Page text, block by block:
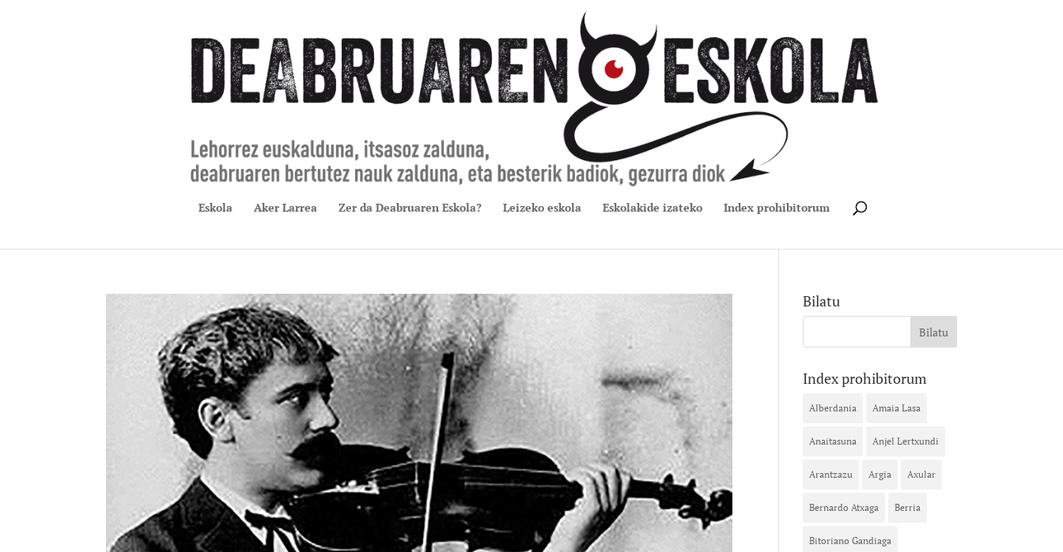
Eskola Aker Larrea Zer da Deabruaren Eskola? Leizeko eskola Eskolakide izateko Index prohibitorum
Bilatu
Index prohibitorum
Alberdania Amaia Lasa
Anaitasuna Anjel Lertxundi
Arantzazu Argia Axular
Bernardo Atxaga Berria
Bitoriano Gandiaga